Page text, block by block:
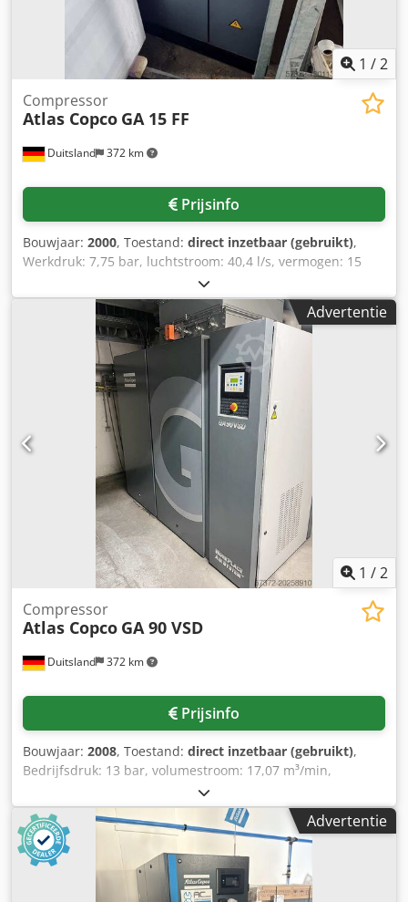
1 /2
Duitsland 372 km
Compressor
Atlas Copco GA 15 FF
Prijsinfo
Bouwjaar: 2000, Toestand: direct inzetbaar (gebruikt),
Werkdruk: 7,75 bar, luchtstroom: 40,4 l/s, vermogen: 15
kW, toerental: 3000 tpm, gewicht van de machine: ca. 450
kg. Een inspectie ter plaatse is mogelijk. Csdpfx Aewfg
Advertentie
1 /2
Duitsland 372 km
Compressor
Atlas Copco GA 90 VSD
Prijsinfo
Bouwjaar: 2008, Toestand: direct inzetbaar (gebruikt),
Bedrijfsdruk: 13 bar, volumestroom: 17,07 m³/min,
motorvermogen: 90 kW, motortoerental: 3480 t/min,
gewicht: ca. 1750 kg. De frequentieomvormer van de
machine is defect. Bezichtigen op locatie is mogelijk.
Csdpjxmkc Tsfx Antjrf
Advertentie